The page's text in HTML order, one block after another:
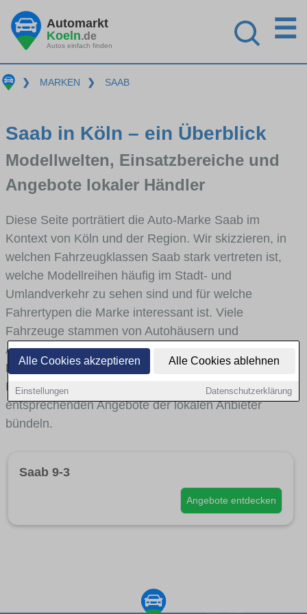
Alle Cookies akzeptieren Alle Cookies ablehnen
Einstellungen Datenschutzerklärung
Automarkt
Koeln.de
Autos einfach finden
☰
❯ MARKEN ❯ SAAB
Saab in Köln – ein Überblick
Modellwelten, Einsatzbereiche und
Angebote lokaler Händler
Diese Seite porträtiert die Auto-Marke Saab im
Kontext von Köln und der Region. Wir skizzieren, in
welchen Fahrzeugklassen Saab stark vertreten ist,
welche Modellreihen häufig im Stadt- und
Umlandverkehr zu sehen sind und für welche
Fahrertypen die Marke interessant ist. Viele
Fahrzeuge stammen von Autohäusern und
Autohändlern aus Köln, die
Bestandhaben. Über interne Links gelangst du bei
Bedarf zuFahrzeugsuchen nach Saab, die die
entsprechenden Angebote der lokalen Anbieter
bündeln.
Saab 9-3
Angebote entdecken